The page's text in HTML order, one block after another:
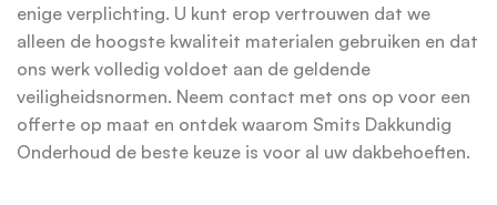
enige verplichting. U kunt erop vertrouwen dat we
alleen de hoogste kwaliteit materialen gebruiken en dat
ons werk volledig voldoet aan de geldende
veiligheidsnormen. Neem contact met ons op voor een
offerte op maat en ontdek waarom Smits Dakkundig
Onderhoud de beste keuze is voor al uw dakbehoeften.